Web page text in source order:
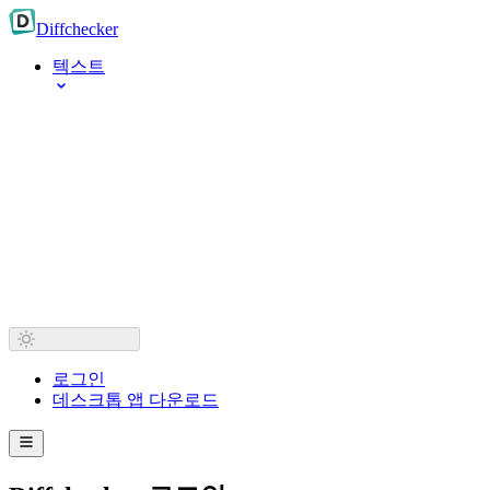
Diffchecker
텍스트
로그인
데스크톱 앱 다운로드